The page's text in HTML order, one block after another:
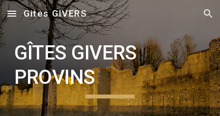
Skip to main content Skip to navigation
Gites GIVERS
GÎTES GIVERS
PROVINS